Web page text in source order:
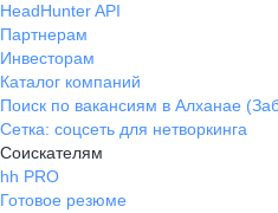
HeadHunter API
Партнерам
Инвесторам
Каталог компаний
Поиск по вакансиям в Алханае
Сетка: соцсеть для нетворкинга
Соискателям
hh PRO
Готовое резюме